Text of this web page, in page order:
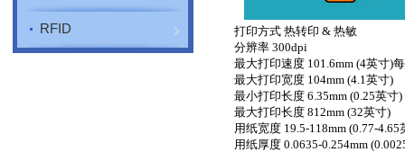
RFID
打印方式 热转印 & 热敏
分辨率 300dpi
最大打印速度 101.6mm (4英寸)
最大打印宽度 104mm (4.1英寸)
最小打印长度 6.35mm (0.25英寸)
最大打印长度 812mm (32英寸)
用纸宽度 19.5-118mm (0.77-4.65
用纸厚度 0.0635-0.254mm